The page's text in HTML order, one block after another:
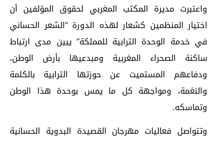
واعتبرت مديرة المكتب المغربي لحقوق المؤلفين أن
اختيار المنظمين كشعار لهذه الدورة “الشعر الحساني
في خدمة الوحدة الترابية للمملكة” يبين مدى ارتباط
ساكنة الصحراء المغربية ومبدعيها بأرض الوطن،
ودفاعهم المستميت عن حوزتها الترابية بالكلمة
والنغمة، ومواجهة كل ما يمس بوحدة هذا الوطن
وتماسكه.
وتتواصل فعاليات مهرجان القصيدة البدوية الحسانية